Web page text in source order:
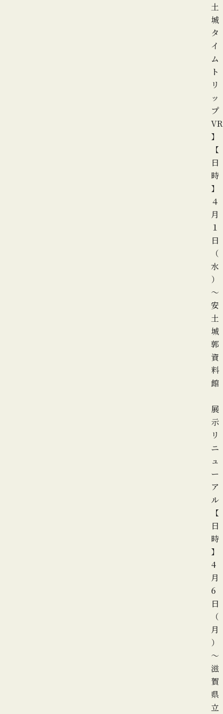
土
城
タ
イ
ム
ト
リ
ッ
プ
VR
】
【
日
時
】
４
月
１
日
（
水
）
～
安
土
城
郭
資
料
館
展
示
リ
ニ
ュ
ー
ア
ル
【
日
時
】
4
月
6
日
（
月
）
～
滋
賀
県
立